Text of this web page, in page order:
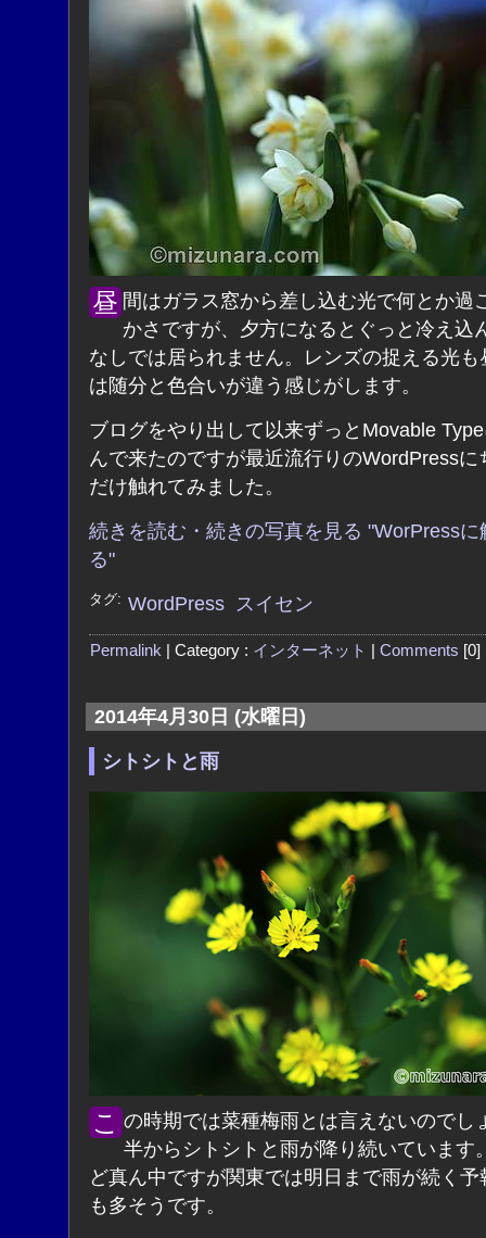
昼間はガラス窓から差し込む光で何とか過ごせる暖
かさですが、夕方になるとぐっと冷え込
なしでは居られません。レンズの捉える光も
は随分と色合いが違う感じがします。
ブログをやり出して以来ずっとMovable
んで来たのですが最近流行りのWordPressに
だけ触れてみました。
続きを読む・続きの写真を見る "WorPressに
る"
タグ: WordPress スイセン
Permalink | Category : インターネット Comments
2014年4月30日 (水曜日)
シトシトと雨
この時期では菜種梅雨とは言えないのでしょうが夜
半からシトシトと雨が降り続いています
ど真ん中ですが関東では明日まで雨が続く予
も多そうです。